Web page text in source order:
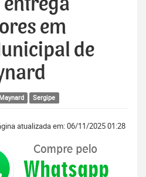
em
de
Sergipe
atualizada em: 06/11/2025 01:28